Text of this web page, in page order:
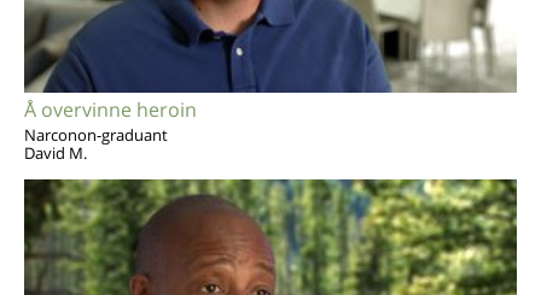
Å overvinne heroin
Narconon-graduant
David M.